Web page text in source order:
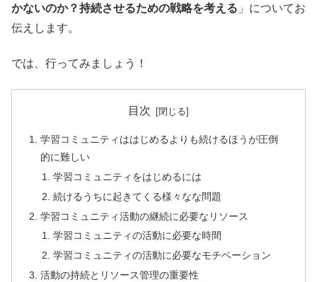
かないのか？持続させるための戦略を考える 」についてお
伝えします。
では、行ってみましょう！
目次
学習コミュニティははじめるよりも続けるほうが圧倒
的に難しい
学習コミュニティをはじめるには
続けるうちに起きてくる様々なな問題
学習コミュニティ活動の継続に必要なリソース
学習コミュニティの活動に必要な時間
学習コミュニティの活動に必要なモチベーション
活動の持続とリソース管理の重要性